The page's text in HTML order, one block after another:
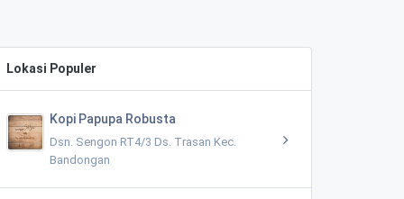
Lokasi Populer
Kopi Papupa Robusta
Dsn. Sengon RT4/3 Ds. Trasan Kec.
Bandongan